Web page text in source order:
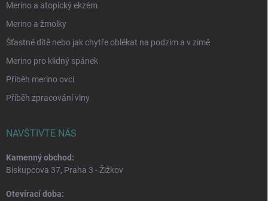
Merino a atopický ekzém
Merino a žmolky
Šťastné dítě nebo jak chytře oblékat na podzim a v zimě
Merino pro klidný spánek
Příběh merino ovcí
Příběh zpracování vlny
NAVŠTIVTE NÁS
Kamenný obchod:
Biskupcova 37, Praha 3 - Žižkov
Otevírací doba: